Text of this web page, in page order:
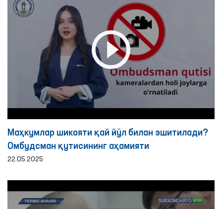
Маҳкумлар шикояти қай йўл билан эшитилади?
Омбудсман қутисининг аҳамияти
22.05.2025